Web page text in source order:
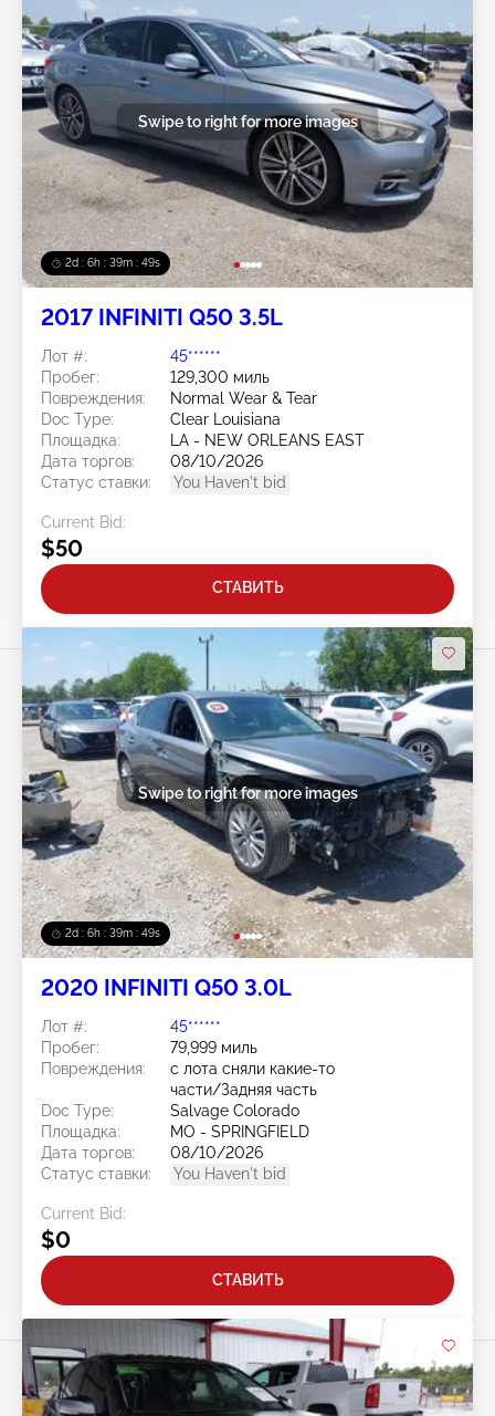
2d : 6h : 39m : 46s
Swipe to right for more images
2017 INFINITI Q50 3.5L
Лот #:
45******
Пробег:
129,300 миль
Повреждения:
Normal Wear & Tear
Doc Type:
Clear Louisiana
Площадка:
LA - NEW ORLEANS EAST
Дата торгов:
08/10/2026
Статус ставки:
You Haven't bid
Current Bid:
$50
СТАВИТЬ
2d : 6h : 39m : 46s
Swipe to right for more images
2020 INFINITI Q50 3.0L
Лот #:
45******
Пробег:
79,999 миль
Повреждения:
с лота сняли какие-то
части/Задняя часть
Doc Type:
Salvage Colorado
Площадка:
MO - SPRINGFIELD
Дата торгов:
08/10/2026
Статус ставки:
You Haven't bid
Current Bid:
$0
СТАВИТЬ